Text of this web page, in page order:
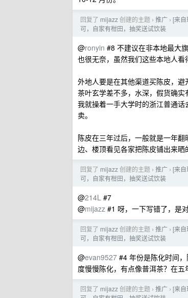
回复了 mijazz创建的主题 › 推广 › [来
可，自家有柑田，抽奖送试饮装
@ronyin #8 不建议在非本地最大
也很无奈，虽然我们这些本地人看
外地人要是在其他渠道买陈皮，
茶叶玄学差不多，水深，假货确
我就操着一手大学时的浙江普通
卖。
陈皮在三年过后，一般就是一年
边、楼顶看见各家把陈皮铺出来
回复了 mijazz创建的主题 › 推广 › [来
可，自家有柑田，抽奖送试饮装
@214L #7
@mijazz #1 呀，一下写错了，是
回复了 mijazz创建的主题 › 推广 › [来
可，自家有柑田，抽奖送试饮装
@evan9527 #4 年份是陈化时间
度慢慢陈化，有点像普洱茶？在
回复了 mijazz创建的主题 › 推广 › [来